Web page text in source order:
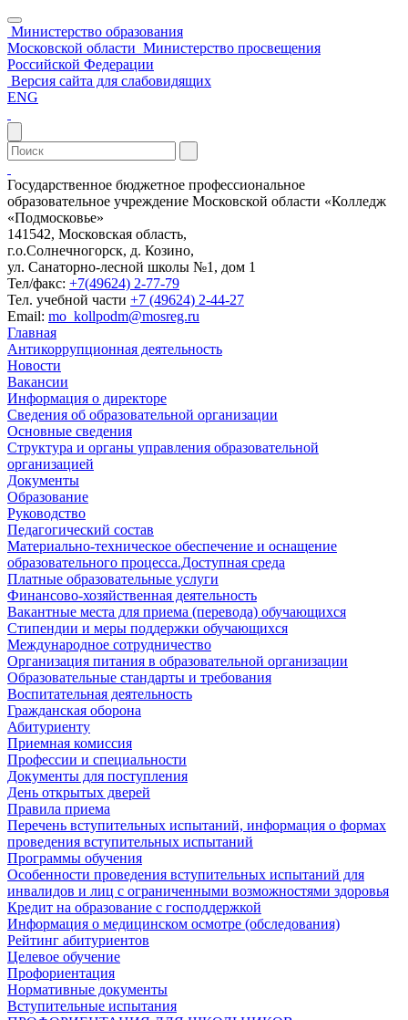
Министерство образования
Московской области Министерство просвещения
Российской Федерации
Версия сайта для слабовидящих
ENG
Государственное бюджетное профессиональное
образовательное учреждение Московской области «Колледж
«Подмосковье»
141542, Московская область,
г.о.Солнечногорск, д. Козино,
ул. Санаторно-лесной школы №1, дом 1
Тел/факс: +7(49624) 2-77-79
Тел. учебной части +7 (49624) 2-44-27
Email: mo_kollpodm@mosreg.ru
Главная
Антикоррупционная деятельность
Новости
Вакансии
Информация о директоре
Сведения об образовательной организации
Основные сведения
Структура и органы управления образовательной
организацией
Документы
Образование
Руководство
Педагогический состав
Материально-техническое обеспечение и оснащение
образовательного процесса.Доступная среда
Платные образовательные услуги
Финансово-хозяйственная деятельность
Вакантные места для приема (перевода) обучающихся
Стипендии и меры поддержки обучающихся
Международное сотрудничество
Организация питания в образовательной организации
Образовательные стандарты и требования
Воспитательная деятельность
Гражданская оборона
Абитуриенту
Приемная комиссия
Профессии и специальности
Документы для поступления
День открытых дверей
Правила приема
Перечень вступительных испытаний, информация о формах
проведения вступительных испытаний
Программы обучения
Особенности проведения вступительных испытаний для
инвалидов и лиц с ограниченными возможностями здоровья
Кредит на образование с господдержкой
Информация о медицинском осмотре (обследования)
Рейтинг абитуриентов
Целевое обучение
Профориентация
Нормативные документы
Вступительные испытания